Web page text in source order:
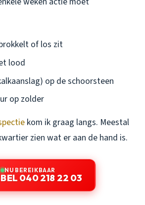
of los zit
lood
op de schoorsteen
op zolder
kom ik graag langs. Meestal
zien wat er aan de hand is.
NU BEREIKBAAR
BEL 040 218 22 03